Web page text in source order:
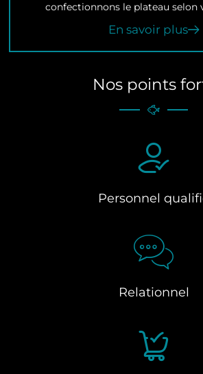
confectionnons le plateau selon
En savoir plus
Nos points
Personnel
Relationnel